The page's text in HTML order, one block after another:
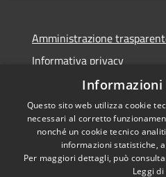
Amministrazione
Informativa privacy
Dichiarazione di accessibilità
Whistleblowing -
Informazioni
Questo sito web utilizza cookie
necessari al corretto
nonché un cookie tecnico
informazioni statistiche,
Per maggiori dettagli, può
Leggi